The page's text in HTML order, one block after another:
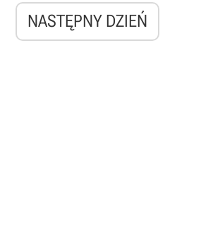
NASTĘPNY DZIEŃ